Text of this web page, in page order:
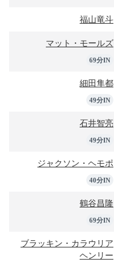
福山竜斗
マット・モールズ
69分IN
細田隼都
49分IN
石井智亮
49分IN
ジャクソン・ヘモポ
40分IN
鶴谷昌隆
69分IN
ブラッキン・カラウリア
ヘンリー